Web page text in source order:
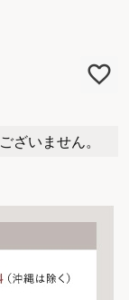
ざいません。